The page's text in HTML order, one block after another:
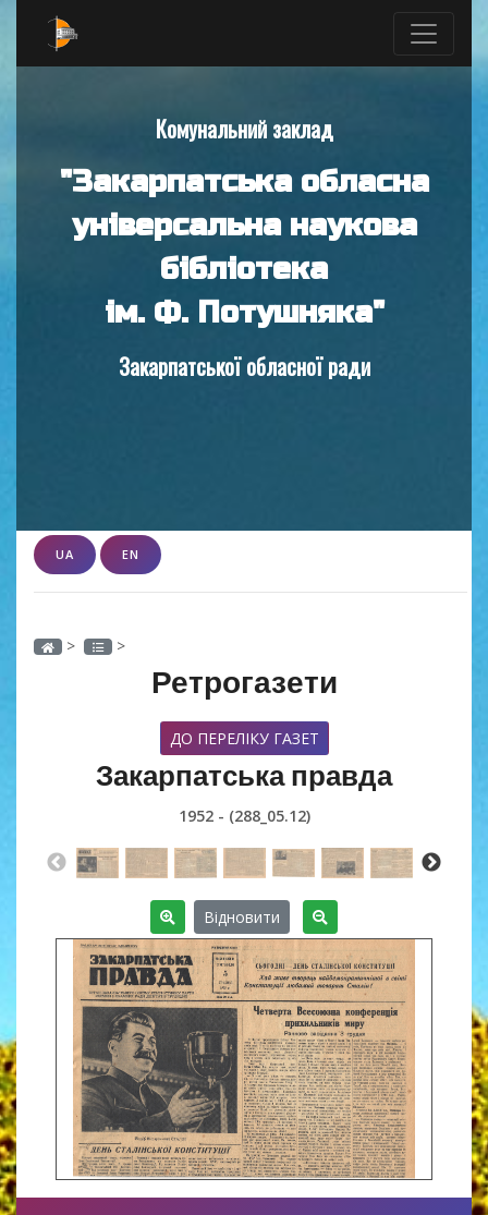
Комунальний заклад
"Закарпатська обласна
універсальна наукова
бібліотека
ім. Ф. Потушняка"
Закарпатської обласної ради
UA EN
> >
Ретрогазети
ДО ПЕРЕЛІКУ ГАЗЕТ
Закарпатська правда
1952 - (288_05.12)
Відновити